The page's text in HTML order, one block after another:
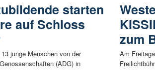
starten
auf Schloss
junge Menschen von der
(ADG) in
zum
Am